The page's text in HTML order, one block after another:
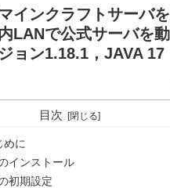
インクラフトサーバ
LANで公式サーバを
ョン1.18.1，JAVA 17
目次
めに
インストール
初期設定